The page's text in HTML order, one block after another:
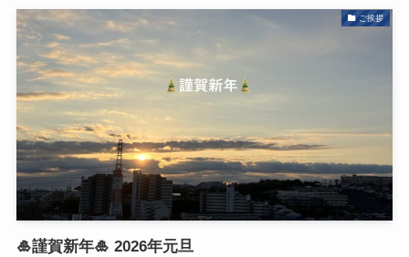
ご挨拶
🎍謹賀新年🎍 2026年元旦